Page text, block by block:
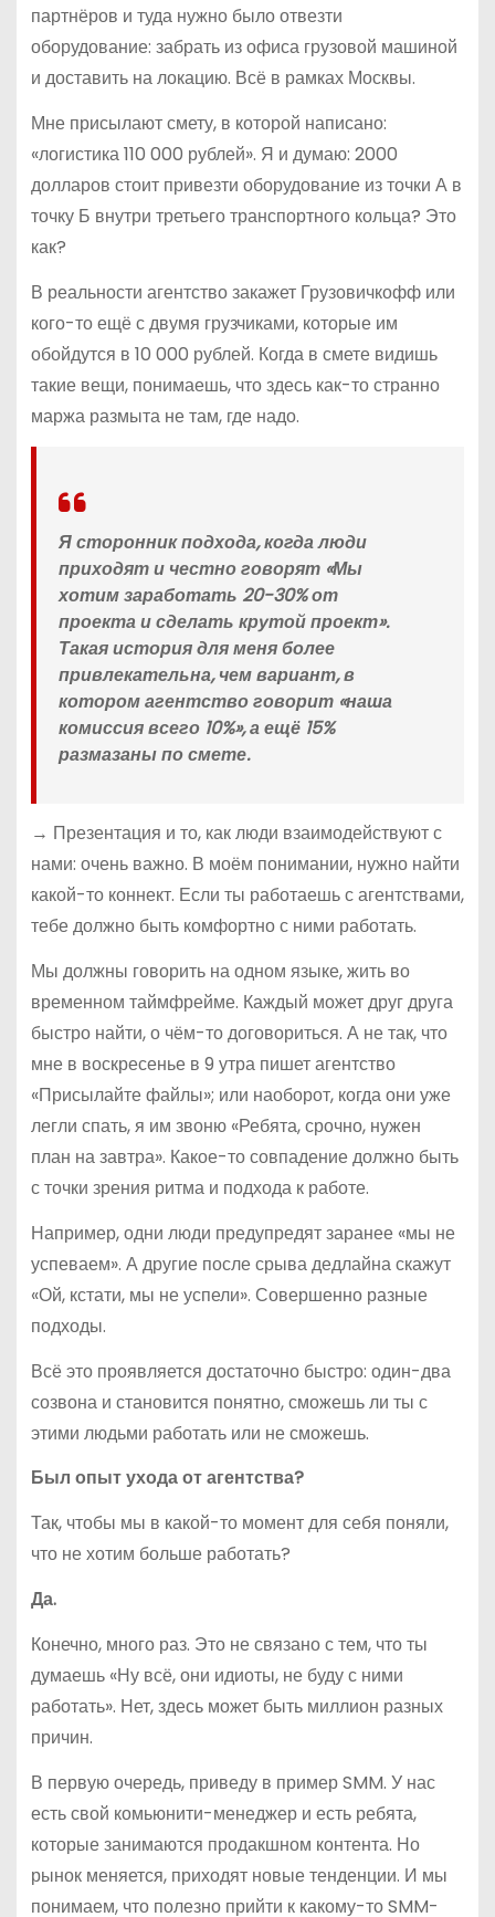
партнёров и туда нужно было отвезти
оборудование: забрать из офиса грузовой машиной
и доставить на локацию. Всё в рамках Москвы.
Мне присылают смету, в которой написано:
«логистика 110 000 рублей». Я и думаю: 2000
долларов стоит привезти оборудование из точки А в
точку Б внутри третьего транспортного кольца? Это
как?
В реальности агентство закажет Грузовичкофф или
кого-то ещё с двумя грузчиками, которые им
обойдутся в 10 000 рублей. Когда в смете видишь
такие вещи, понимаешь, что здесь как-то странно
маржа размыта не там, где надо.
Я сторонник подхода, когда люди
приходят и честно говорят «Мы
хотим заработать 20-30% от
проекта и сделать крутой проект».
Такая история для меня более
привлекательна, чем вариант, в
котором агентство говорит «наша
комиссия всего 10%», а ещё 15%
размазаны по смете.
→ Презентация и то, как люди взаимодействуют с
нами: очень важно. В моём понимании, нужно найти
какой-то коннект. Если ты работаешь с агентствами,
тебе должно быть комфортно с ними работать.
Мы должны говорить на одном языке, жить во
временном таймфрейме. Каждый может друг друга
быстро найти, о чём-то договориться. А не так, что
мне в воскресенье в 9 утра пишет агентство
«Присылайте файлы»; или наоборот, когда они уже
легли спать, я им звоню «Ребята, срочно, нужен
план на завтра». Какое-то совпадение должно быть
с точки зрения ритма и подхода к работе.
Например, одни люди предупредят заранее «мы не
успеваем». А другие после срыва дедлайна скажут
«Ой, кстати, мы не успели». Совершенно разные
подходы.
Всё это проявляется достаточно быстро: один-два
созвона и становится понятно, сможешь ли ты с
этими людьми работать или не сможешь.
Был опыт ухода от агентства?
Так, чтобы мы в какой-то момент для себя поняли,
что не хотим больше работать?
Да.
Конечно, много раз. Это не связано с тем, что ты
думаешь «Ну всё, они идиоты, не буду с ними
работать». Нет, здесь может быть миллион разных
причин.
В первую очередь, приведу в пример SMM. У нас
есть свой комьюнити-менеджер и есть ребята,
которые занимаются продакшном контента. Но
рынок меняется, приходят новые тенденции. И мы
понимаем, что полезно прийти к какому-то SMM-